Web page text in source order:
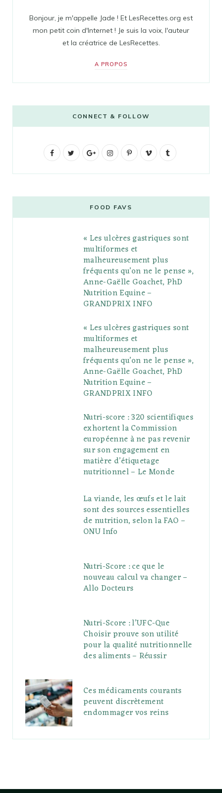
Bonjour, je m'appelle Jade ! Et LesRecettes.org est
mon petit coin d'Internet ! Je suis la voix, l'auteur
et la créatrice de LesRecettes.
A PROPOS
CONNECT & FOLLOW
F
b
t
G
g
l
e
P
l
s
I
t
a
g
r
a
P
e
r
e
s
V
o
l
r
FOOD FAVS
« Les ulcères gastriques sont
multiformes et
malheureusement plus
fréquents qu’on ne le pense »,
Anne-Gaëlle Goachet, PhD
Nutrition Equine –
GRANDPRIX INFO
« Les ulcères gastriques sont
multiformes et
malheureusement plus
fréquents qu’on ne le pense »,
Anne-Gaëlle Goachet, PhD
Nutrition Equine –
GRANDPRIX INFO
Nutri-score : 320 scientifiques
exhortent la Commission
européenne à ne pas revenir
sur son engagement en
matière d’étiquetage
nutritionnel – Le Monde
La viande, les œufs et le lait
sont des sources essentielles
de nutrition, selon la FAO –
ONU Info
Nutri-Score : ce que le
nouveau calcul va changer –
Allo Docteurs
Nutri-Score : l’UFC-Que
Choisir prouve son utilité
pour la qualité nutritionnelle
des aliments – Réussir
Ces médicaments courants
peuvent discrètement
endommager vos reins